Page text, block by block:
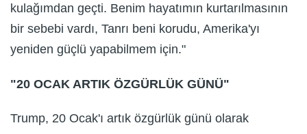
kulağımdan geçti. Benim hayatımın kurtarılmasının
bir sebebi vardı, Tanrı beni korudu, Amerika'yı
yeniden güçlü yapabilmem için."
"20 OCAK ARTIK ÖZGÜRLÜK GÜNÜ"
Trump, 20 Ocak'ı artık özgürlük günü olarak